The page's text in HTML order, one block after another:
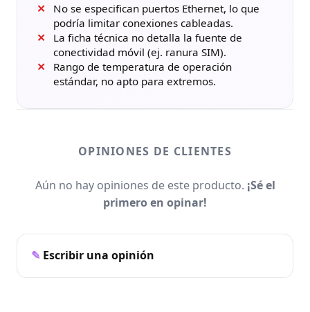
No se especifican puertos Ethernet, lo que
podría limitar conexiones cableadas.
La ficha técnica no detalla la fuente de
conectividad móvil (ej. ranura SIM).
Rango de temperatura de operación
estándar, no apto para extremos.
OPINIONES DE CLIENTES
Aún no hay opiniones de este producto. ¡Sé el
primero en opinar!
Escribir una opinión